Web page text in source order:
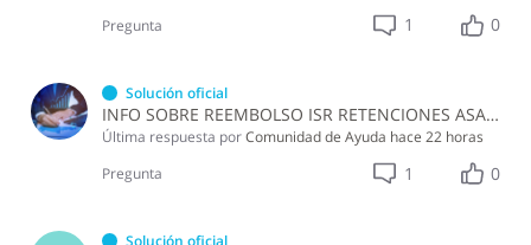
Pregunta
1 0
Solución oficial
INFO SOBRE REEMBOLSO ISR RETENCIONES ASALARIADOS
Última respuesta porComunidad de Ayuda hace 22 horas
Pregunta
1 0
Solución oficial